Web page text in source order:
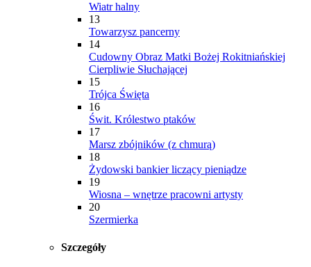
Wiatr halny
13
Towarzysz pancerny
14
Cudowny Obraz Matki Bożej Rokitniańskiej
Cierpliwie Słuchającej
15
Trójca Święta
16
Świt. Królestwo ptaków
17
Marsz zbójników (z chmurą)
18
Żydowski bankier liczący pieniądze
19
Wiosna – wnętrze pracowni artysty
20
Szermierka
Szczegóły